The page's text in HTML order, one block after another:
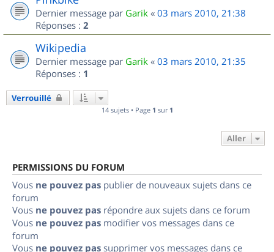
Dernier message par Garik « 03 mars 2010, 21:38
Réponses : 2
Wikipedia
Dernier message par Garik « 03 mars 2010, 21:35
Réponses : 1
Verrouillé
14 sujets • Page 1 sur 1
Aller
PERMISSIONS DU FORUM
Vous ne pouvez pas publier de nouveaux sujets dans ce
forum
Vous ne pouvez pas répondre aux sujets dans ce forum
Vous ne pouvez pas modifier vos messages dans ce
forum
Vous ne pouvez pas supprimer vos messages dans ce